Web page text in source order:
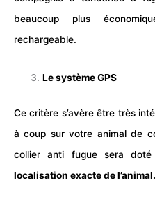
beaucoup plus
rechargeable.
Le système GPS
Ce critère s’avère être très
à coup sur votre animal de
collier anti fugue sera doté
localisation exacte de l’animal.